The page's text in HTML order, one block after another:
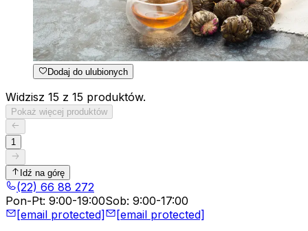
Dodaj do ulubionych
Widzisz 15 z 15 produktów.
Pokaż więcej produktów
1
Idź na górę
(22) 66 88 272
Pon-Pt: 9:00-19:00Sob: 9:00-17:00
[email protected]
[email protected]